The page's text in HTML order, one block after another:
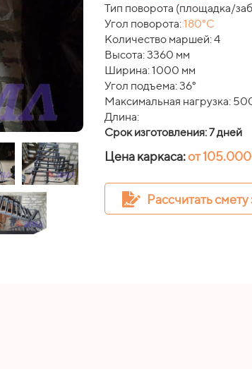
Тип поворота (площадка/
Угол поворота:180°C
Количество маршей: 4
Высота: 3360 мм
Ширина: 1000 мм
Угол подъема: 36°
Максимальная нагрузка:
Длина:
Срок изготовления: 7 дней
Цена каркаса:от
Рассчитать